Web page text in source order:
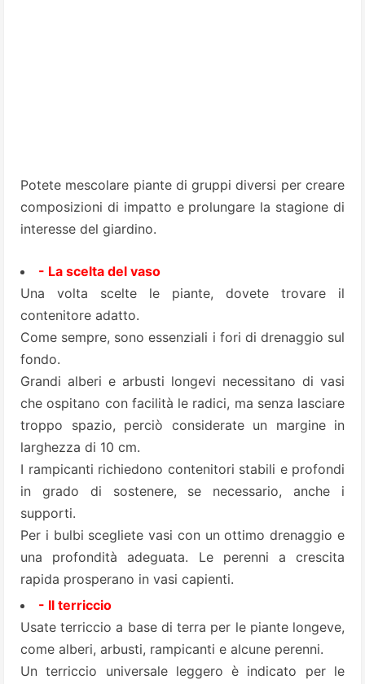
Potete mescolare piante di gruppi diversi per creare
composizioni di impatto e prolungare la stagione di
interesse del giardino.
- La scelta del vaso
Una volta scelte le piante, dovete trovare il
contenitore adatto.
Come sempre, sono essenziali i fori di drenaggio sul
fondo.
Grandi alberi e arbusti longevi necessitano di vasi
che ospitano con facilità le radici, ma senza lasciare
troppo spazio, perciò considerate un margine in
larghezza di 10 cm.
I rampicanti richiedono contenitori stabili e profondi
in grado di sostenere, se necessario, anche i
supporti.
Per i bulbi scegliete vasi con un ottimo drenaggio e
una profondità adeguata. Le perenni a crescita
rapida prosperano in vasi capienti.
- Il terriccio
Usate terriccio a base di terra per le piante longeve,
come alberi, arbusti, rampicanti e alcune perenni.
Un terriccio universale leggero è indicato per le